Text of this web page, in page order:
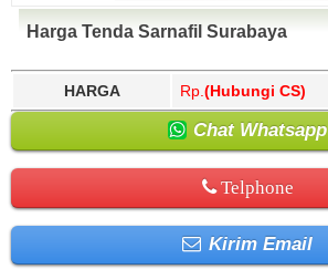
Harga Tenda Sarnafil Surabaya
HARGA Rp. (Hubungi CS)
Chat Whatsapp
Telphone
Kirim Email